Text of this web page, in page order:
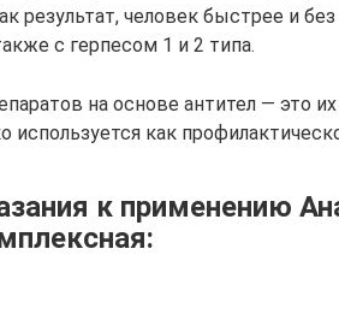
результат, человек быстрее и
с герпесом 1 и 2 типа.
на основе антител — это
используется как
к применению